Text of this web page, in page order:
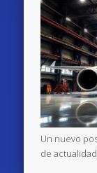
Un nuevo
de